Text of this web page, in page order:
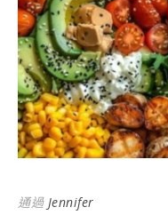
通過 Jennifer